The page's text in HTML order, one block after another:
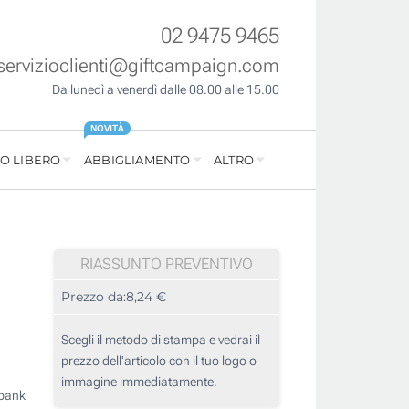
02 9475 9465
Da lunedì a venerdì dalle 08.00 alle 15.00
LIBERO ABBIGLIAMENTO
NOVITÀ
ALTRO
RIASSUNTO PREVENTIVO
Prezzo da:8,24 €
Scegli il metodo di stampa e vedrai il
prezzo dell'articolo con il tuo logo o
immagine immediatamente.